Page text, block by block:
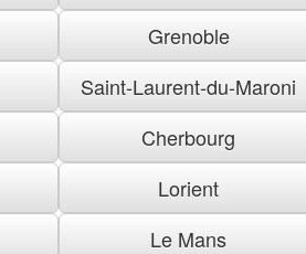
Grenoble
Saint-Laurent-du-Maroni
Cherbourg
Lorient
Le Mans